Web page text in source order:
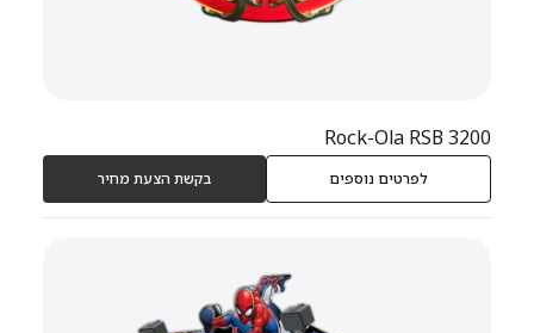
Rock-Ola RSB 3200
לפרטים נוספים בקשת הצעת מחיר